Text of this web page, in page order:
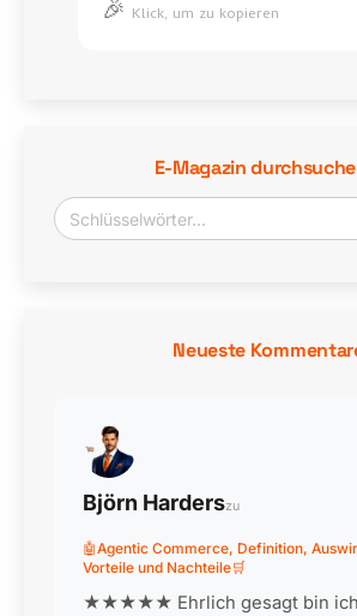
🎉 Klick, um zu kopieren
jetzt
findet
niemand
E-Magazin
Neueste
Björn Harderszu
🤖Agentic Commerce, Definition,
Vorteile und Nachteile🛒
★★★★★ Ehrlich gesagt bin ich